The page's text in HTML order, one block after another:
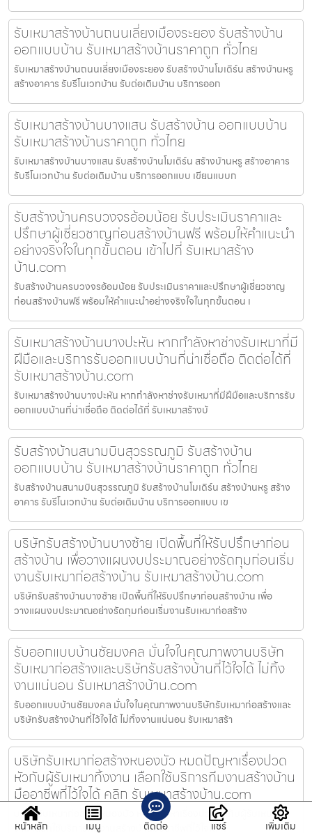
รับเหมาสร้างบ้านถนนเลี่ยงเมืองระยอง รับสร้างบ้าน
ออกแบบบ้าน รับเหมาสร้างบ้านราคาถูก ทั่วไทย
รับเหมาสร้างบ้านถนนเลี่ยงเมืองระยอง รับสร้างบ้านโมเดิร์น สร้างบ้านหรู
สร้างอาคาร รับรีโนเวทบ้าน รับต่อเติมบ้าน บริการออก
รับเหมาสร้างบ้านบางแสน รับสร้างบ้าน ออกแบบบ้าน
รับเหมาสร้างบ้านราคาถูก ทั่วไทย
รับเหมาสร้างบ้านบางแสน รับสร้างบ้านโมเดิร์น สร้างบ้านหรู สร้างอาคาร
รับรีโนเวทบ้าน รับต่อเติมบ้าน บริการออกแบบ เขียนแบบก
รับสร้างบ้านครบวงจรอ้อมน้อย รับประเมินราคาและ
ปรึกษาผู้เชี่ยวชาญก่อนสร้างบ้านฟรี พร้อมให้คำแนะนำ
อย่างจริงใจในทุกขั้นตอน เข้าไปที่ รับเหมาสร้าง
บ้าน.com
รับสร้างบ้านครบวงจรอ้อมน้อย รับประเมินราคาและปรึกษาผู้เชี่ยวชาญ
ก่อนสร้างบ้านฟรี พร้อมให้คำแนะนำอย่างจริงใจในทุกขั้นตอน เ
รับเหมาสร้างบ้านบางปะหัน หากกำลังหาช่างรับเหมาที่มี
ฝีมือและบริการรับออกแบบบ้านที่น่าเชื่อถือ ติดต่อได้ที่
รับเหมาสร้างบ้าน.com
รับเหมาสร้างบ้านบางปะหัน หากกำลังหาช่างรับเหมาที่มีฝีมือและบริการรับ
ออกแบบบ้านที่น่าเชื่อถือ ติดต่อได้ที่ รับเหมาสร้างบ้
รับสร้างบ้านสนามบินสุวรรณภูมิ รับสร้างบ้าน
ออกแบบบ้าน รับเหมาสร้างบ้านราคาถูก ทั่วไทย
รับสร้างบ้านสนามบินสุวรรณภูมิ รับสร้างบ้านโมเดิร์น สร้างบ้านหรู สร้าง
อาคาร รับรีโนเวทบ้าน รับต่อเติมบ้าน บริการออกแบบ เข
บริษัทรับสร้างบ้านบางซ้าย เปิดพื้นที่ให้รับปรึกษาก่อน
สร้างบ้าน เพื่อวางแผนงบประมาณอย่างรัดกุมก่อนเริ่ม
งานรับเหมาก่อสร้างบ้าน รับเหมาสร้างบ้าน.com
บริษัทรับสร้างบ้านบางซ้าย เปิดพื้นที่ให้รับปรึกษาก่อนสร้างบ้าน เพื่อ
วางแผนงบประมาณอย่างรัดกุมก่อนเริ่มงานรับเหมาก่อสร้าง
รับออกแบบบ้านชัยมงคล มั่นใจในคุณภาพงานบริษัท
รับเหมาก่อสร้างและบริษัทรับสร้างบ้านที่ไว้ใจได้ ไม่ทิ้ง
งานแน่นอน รับเหมาสร้างบ้าน.com
รับออกแบบบ้านชัยมงคล มั่นใจในคุณภาพงานบริษัทรับเหมาก่อสร้างและ
บริษัทรับสร้างบ้านที่ไว้ใจได้ ไม่ทิ้งงานแน่นอน รับเหมาสร้า
บริษัทรับเหมาก่อสร้างหนองบัว หมดปัญหาเรื่องปวด
หัวกับผู้รับเหมาทิ้งงาน เลือกใช้บริการทีมงานสร้างบ้าน
มืออาชีพที่ไว้ใจได้ คลิก รับเหมาสร้างบ้าน.com
บริษัทรับเหมาก่อสร้างหนองบัว หมดปัญหาเรื่องปวดหัวกับผู้รับเหมาทิ้ง
งาน เลือกใช้บริการทีมงานสร้างบ้านมืออาชีพที่ไว้ใจได้ ค
หน้าหลัก เมนู ติดต่อ แชร์ เพิ่มเติม